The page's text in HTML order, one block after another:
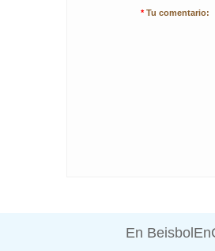
* Tu comentario:
En